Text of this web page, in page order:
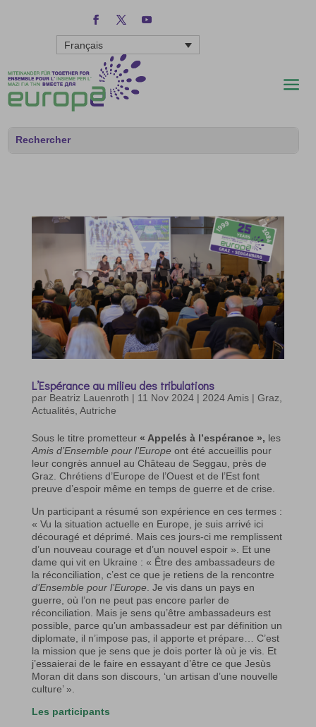
Français
L’Espérance au milieu des tribulations
par Beatriz Lauenroth | 11 Nov 2024| 2024 Amis | Graz
Actualités, Autriche
Sous le titre prometteur « Appelés à l’espérance », les
Amis d’Ensemble pour l’Europeont été accueillis pour
leur congrès annuel au Château de Seggau, près de
Graz. Chrétiens d’Europe de l’Ouest et de l’Est font
preuve d’espoir même en temps de guerre et de crise.
Un participant a résumé son expérience en ces termes :
« Vu la situation actuelle en Europe, je suis arrivé ici
découragé et déprimé. Mais ces jours-ci me remplissent
d’un nouveau courage et d’un nouvel espoir ». Et une
dame qui vit en Ukraine : « Être des ambassadeurs de
la réconciliation, c’est ce que je retiens de la rencontre
d’Ensemble pour l’Europe. Je vis dans un pays en
guerre, où l’on ne peut pas encore parler de
réconciliation. Mais je sens qu’être ambassadeurs est
possible, parce qu’un ambassadeur est par définition un
diplomate, il n’impose pas, il apporte et prépare… C’est
la mission que je sens que je dois porter là où je vis. Et
j’essaierai de le faire en essayant d’être ce que Jesùs
Moran dit dans son discours, ‘un artisan d’une nouvelle
culture’ ».
Les participants